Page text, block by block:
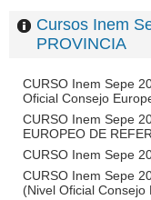
Cursos Inem
PROVINCIA
CURSO Inem Sepe
Oficial Consejo
CURSO Inem Sepe
EUROPEO DE
CURSO Inem Sepe
CURSO Inem Sepe
(Nivel Oficial Consejo